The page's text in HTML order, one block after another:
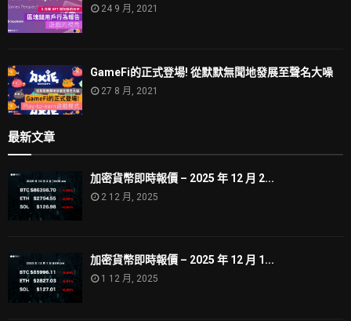
24 9 月, 2021
GameFi的正式登場! 從默默無聞地發展至聲名大噪
27 8 月, 2021
最新文章
加密貨幣即時報價 – 2025 年 12 月 2...
2 12 月, 2025
加密貨幣即時報價 – 2025 年 12 月 1...
1 12 月, 2025